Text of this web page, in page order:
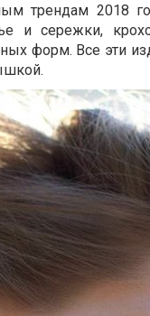
трендам 2018
и сережки,
форм. Все эти